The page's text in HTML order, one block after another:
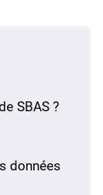
SBAS ?
données